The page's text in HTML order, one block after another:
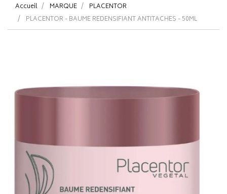
Accueil MARQUE
PLACENTOR
PLACENTOR - BAUME REDENSIFIANT ANTITACHES - 50ML